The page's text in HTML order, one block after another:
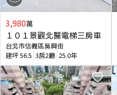
3,980萬
１０１景觀北醫電梯三房車
台北市信義區吳興街
建坪56.5 3房2廳 25.0年